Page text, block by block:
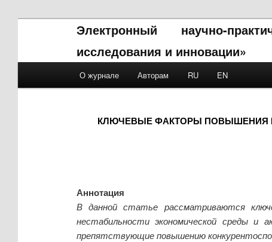
Электронный научно-
исследования и инновации»
Skip to primary content
Skip to secondary content
О журнале Авторам RU EN
КЛЮЧЕВЫЕ ФАКТОРЫ ПОВЫШЕНИЯ
Аннотация
В данной статье рассматриваются
нестабильности экономической среды и
препятствующие повышению